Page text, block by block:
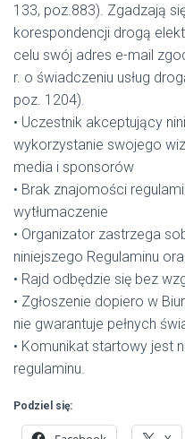
133, poz.883). Zgadzają
korespondencji drogą
celu swój adres e-mail
r. o świadczeniu usług
poz. 1204).
• Uczestnik akceptujący
wykorzystanie swojego
media i sponsorów
• Brak znajomości
wytłumaczenie
• Organizator zastrzega
niniejszego Regulaminu
• Rajd odbędzie się bez
• Zgłoszenie dopiero w
nie gwarantuje pełnych
• Komunikat startowy jest
regulaminu.
Podziel się: